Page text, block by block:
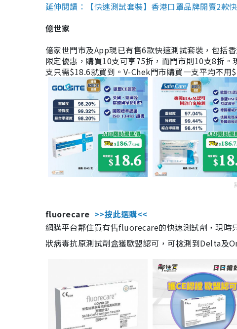
延伸閱讀：【快速測試套裝】香港口罩品牌開賣2
億世家
億家世門市及App現已有售6款快速測試套裝，包括
限定優惠，購買10支可享75折，而門市則10支8折
支只需$18.6就買到。V-Chek門市購買一支平均不用
fluorecare >>按此選購<<
網購平台鄰住買有售fluorecare的快速測試劑，現時
狀病毒抗原測試劑盒獲歐盟認可，可檢測到Delta及